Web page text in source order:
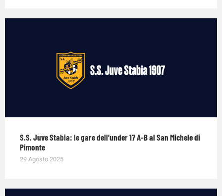
S.S. Juve Stabia: le gare dell’under 17 A-B al San Michele di
Pimonte
29 Agosto 2025